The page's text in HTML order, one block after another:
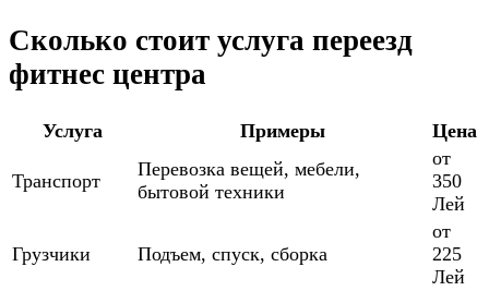
Сколько стоит услуга переезд
фитнес центра
Услуга Примеры Цена
Транспорт
Перевозка вещей, мебели,
бытовой техники
от
350
Лей
Грузчики Подъем, спуск, сборка
от
225
Лей